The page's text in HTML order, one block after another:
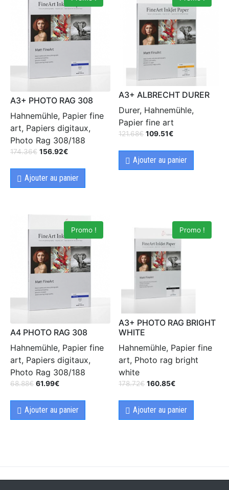
A3+ PHOTO RAG 308
Hahnemühle, Papier fine
art, Papiers digitaux,
Photo Rag 308/188
174.36€ 156.92€
Ajouter au panier
A3+ ALBRECHT DURER
Durer, Hahnemühle,
Papier fine art
121.68€ 109.51€
Ajouter au panier
Promo !
A4 PHOTO RAG 308
Hahnemühle, Papier fine
art, Papiers digitaux,
Photo Rag 308/188
68.88€ 61.99€
Ajouter au panier
Promo !
A3+ PHOTO RAG BRIGHT
WHITE
Hahnemühle, Papier fine
art, Photo rag bright
white
178.72€ 160.85€
Ajouter au panier